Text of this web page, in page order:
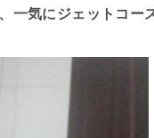
一気にジェットコー